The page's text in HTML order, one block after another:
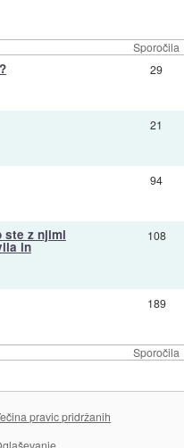
Sporočila
Sporočila
29
21
94
ste z njimi
in
108
189
pravic pridržanih